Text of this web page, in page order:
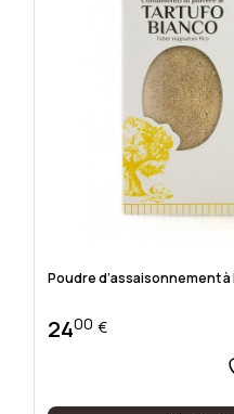
Poudre d’assaisonnement
2400 €